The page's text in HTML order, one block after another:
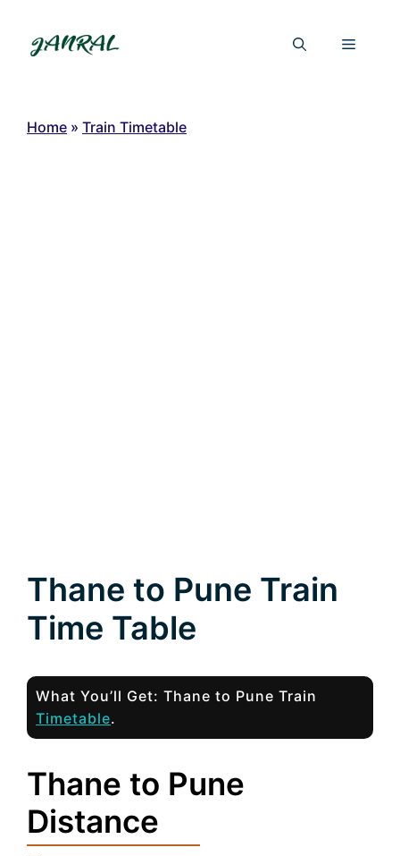
content
Menu
Home » Train Timetable
Thane to Pune Train
Time Table
What You’ll Get: Thane to Pune Train
Timetable.
Thane to Pune
Distance